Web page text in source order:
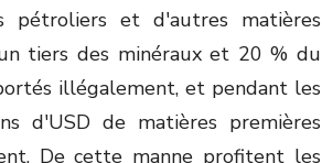
pétroliers et d'autres matières
tiers des minéraux et 20 % du
illégalement, et pendant les
d'USD de matières premières
De cette manne profitent les